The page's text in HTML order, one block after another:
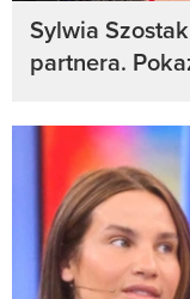
Sylwia
partnera.